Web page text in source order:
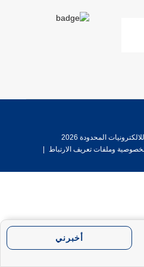
أخبرني
المحدودة 2026
وملفات تعريف الارتباط